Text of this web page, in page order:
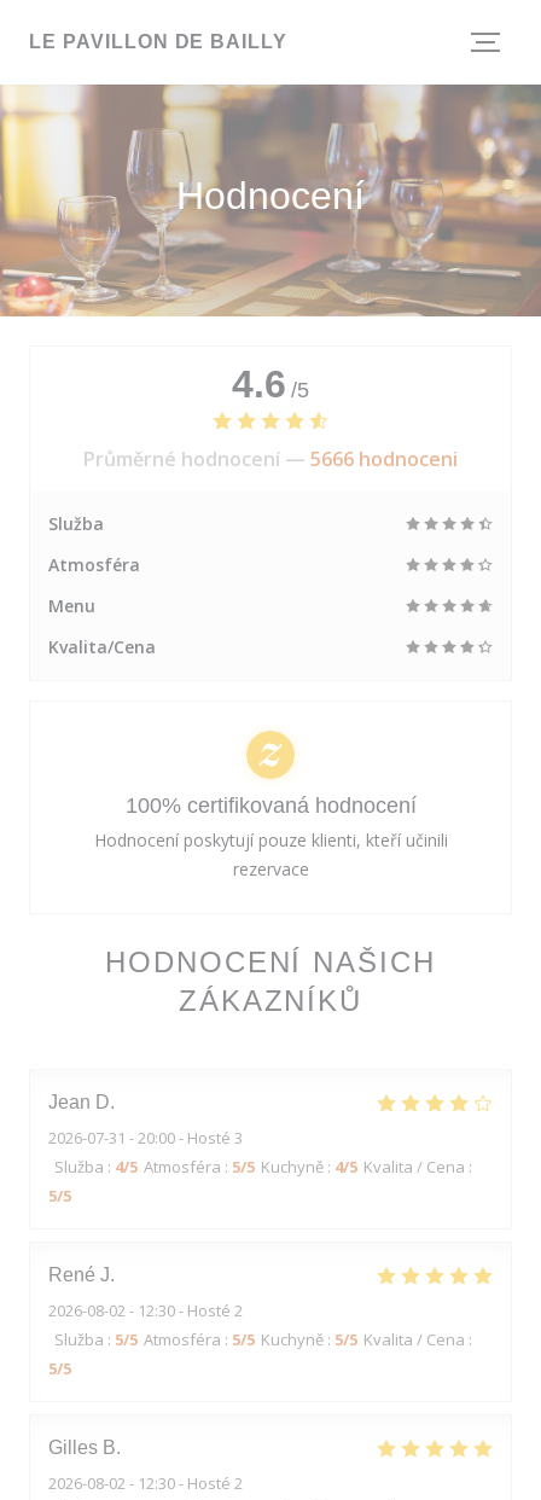
LE PAVILLON DE BAILLY
Hodnocení
HODNOCENÍ NAŠICH
ZÁKAZNÍKŮ
Jean D
2026-07-31 - 20:00 - Hosté 3
Služba : 4/5 Atmosféra : 5/5 Kuchyně : 4/5 Kvalita / Cena :
5/5
René J
2026-08-02 - 12:30 - Hosté 2
Služba : 5/5 Atmosféra : 5/5 Kuchyně : 5/5 Kvalita / Cena :
5/5
Gilles B
2026-08-02 - 12:30 - Hosté 2
4.6 /5
Průměrné hodnocení — 5666 hodnoceni
Služba
Atmosféra
Menu
Kvalita/Cena
100% certifikovaná hodnocení
Hodnocení poskytují pouze klienti, kteří učinili
rezervace